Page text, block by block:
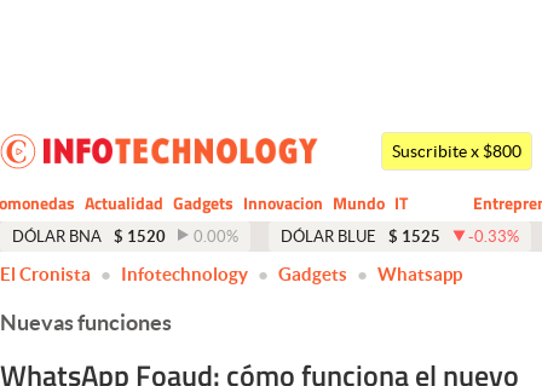
Dólar
Economía y Política
Finanzas y Mercados
Mercados Online
Negocios
Suscribite x $800
Actualidad Gadgets Innovacion Mundo
CIO
IT
Business
DÓLAR BNA $ 1520 0.00% DÓLAR BLUE $ 1525 -0.33%
El Cronista Infotechnology Gadgets Whatsapp
Nuevas funciones
WhatsApp Foaud: cómo funciona el nuevo